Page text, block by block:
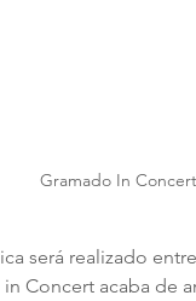
Gramado In
será realizado
Concert acaba de